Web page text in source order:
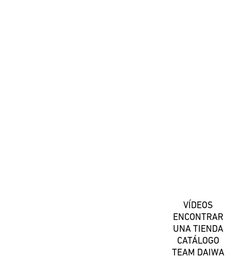
VÍDEOS
ENCONTRAR
UNA TIENDA
CATÁLOGO
TEAM DAIWA